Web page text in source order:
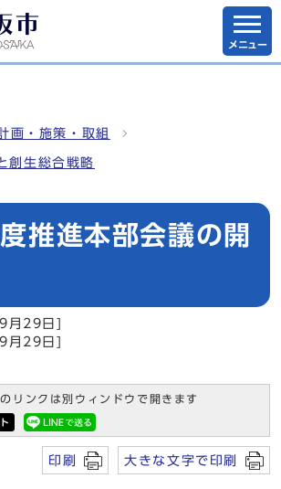
メニュー
画・施策・取組
創生総合戦略
推進本部会議の開
月29日]
月29日]
リンクは別ウィンドウで開きます
印刷 大きな文字で印刷